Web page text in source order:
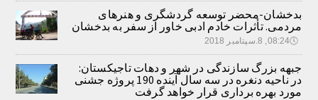
بدخشان-محضر توسعه گردشگری و هنرهای
مردمی. تأثرات خادم ادبی خاور از سفر به بدخشان
🕔08:24, 8.سپتامبر 2018
جبهه بزرگ سازندگی در شهر و دهات تاجیکستان:
در ناحیه دنغره در سه سال آینده 190 پروژه جشنی
مورد بهره برداری قرار خواهد گرفت